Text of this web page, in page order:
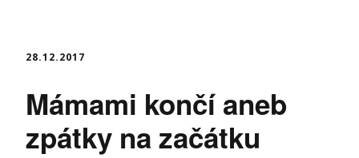
28.12.2017
Mámami končí aneb
zpátky na začátku